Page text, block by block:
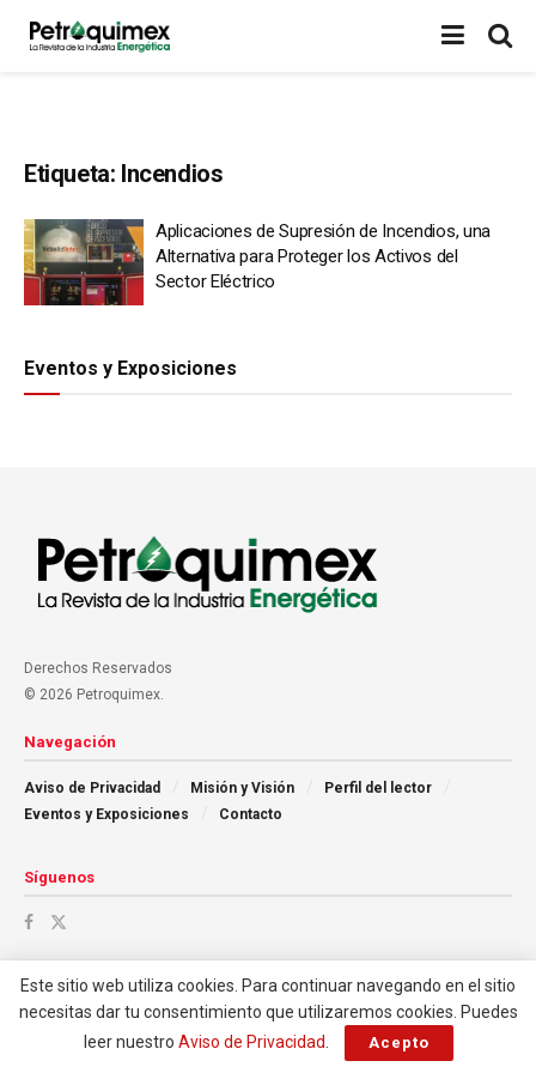
Etiqueta: Incendios
Aplicaciones de Supresión de Incendios, una
Alternativa para Proteger los Activos del
Sector Eléctrico
Eventos y Exposiciones
Derechos Reservados
© 2026 Petroquimex.
Navegación
Aviso de Privacidad Misión y Visión
Perfil del lector
Eventos y Exposiciones
Contacto
Síguenos
Este sitio web utiliza cookies. Para continuar navegando en el sitio
necesitas dar tu consentimiento que utilizaremos cookies. Puedes
leer nuestro Aviso de Privacidad Acepto